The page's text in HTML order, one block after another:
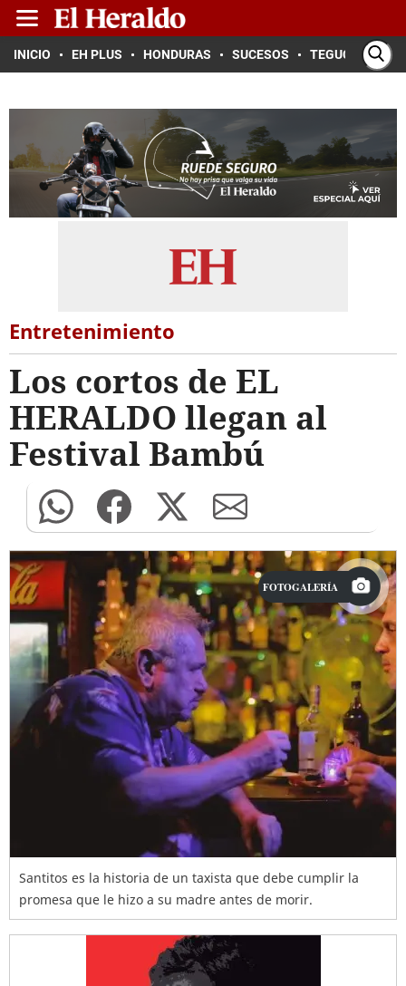
INICIO EH PLUS HONDURAS SUCESOS TEGUCIGALPA
Entretenimiento
Los cortos de EL
HERALDO llegan al
Festival Bambú
FOTOGALERÍA
Santitos es la historia de un taxista que debe cumplir la
promesa que le hizo a su madre antes de morir.